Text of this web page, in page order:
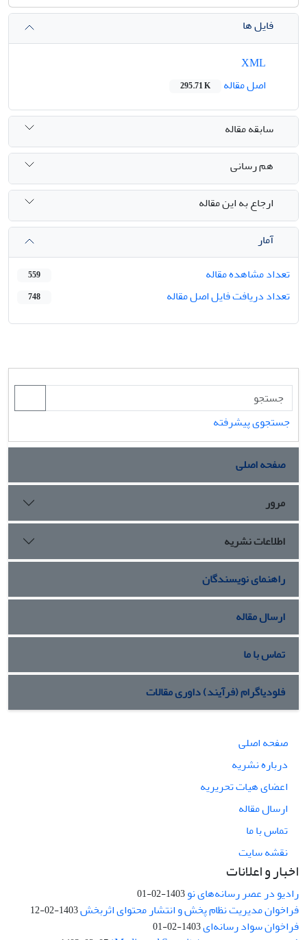
فایل ها
اصل مقاله
295.71 K
سابقه مقاله
هم رسانی
ارجاع به این مقاله
آمار
تعداد مشاهده مقاله
559
تعداد دریافت فایل اصل مقاله 748
جستجوی پیشرفته
صفحه اصلی
مرور
اطلاعات نشریه
راهنمای نویسندگان
ارسال مقاله
تماس با ما
فلودیاگرام (فرآیند) داوری مقالات
صفحه اصلی
درباره نشریه
اعضای هیات تحریریه
ارسال مقاله
تماس با ما
نقشه سایت
اخبار و اعلانات
رادیو در عصر رسانه‌های نو1403-02-01
فراخوان مدیریت نظام پخش و انتشار محتوای اثربخش1403-02-12
فراخوان سواد رسانه‌ای1403-02-01